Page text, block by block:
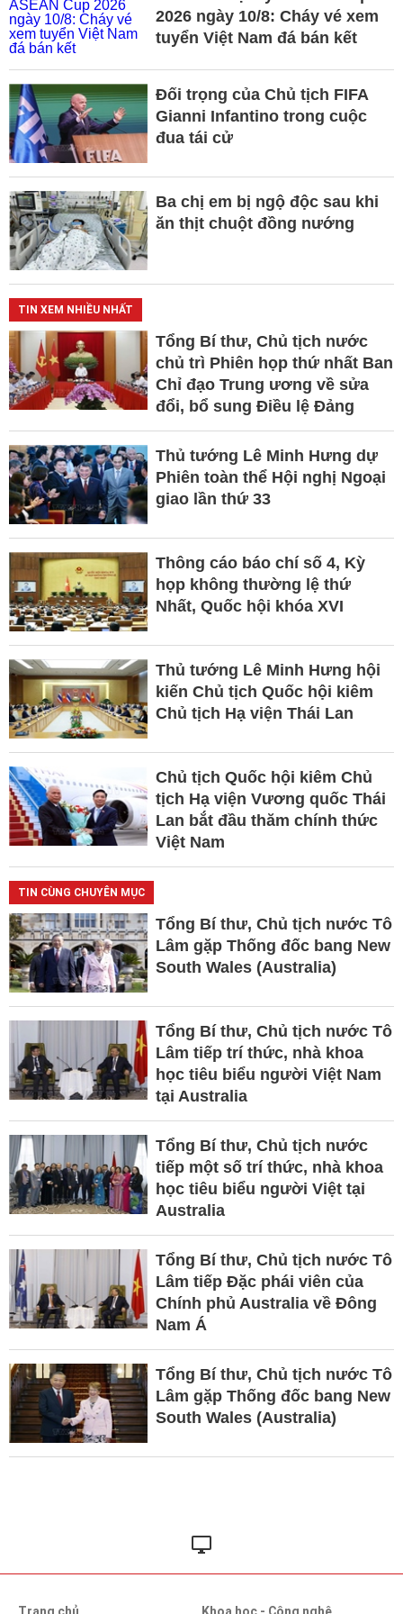
2026 ngày 10/8: Cháy vé xem
tuyển Việt Nam đá bán kết
Đối trọng của Chủ tịch FIFA
Gianni Infantino trong cuộc
đua tái cử
Ba chị em bị ngộ độc sau khi
ăn thịt chuột đồng nướng
TIN XEM NHIỀU NHẤT
Tổng Bí thư, Chủ tịch nước
chủ trì Phiên họp thứ nhất Ban
Chỉ đạo Trung ương về sửa
đổi, bổ sung Điều lệ Đảng
Thủ tướng Lê Minh Hưng dự
Phiên toàn thể Hội nghị Ngoại
giao lần thứ 33
Thông cáo báo chí số 4, Kỳ
họp không thường lệ thứ
Nhất, Quốc hội khóa XVI
Thủ tướng Lê Minh Hưng hội
kiến Chủ tịch Quốc hội kiêm
Chủ tịch Hạ viện Thái Lan
Chủ tịch Quốc hội kiêm Chủ
tịch Hạ viện Vương quốc Thái
Lan bắt đầu thăm chính thức
Việt Nam
TIN CÙNG CHUYÊN MỤC
Tổng Bí thư, Chủ tịch nước Tô
Lâm gặp Thống đốc bang New
South Wales (Australia)
Tổng Bí thư, Chủ tịch nước Tô
Lâm tiếp trí thức, nhà khoa
học tiêu biểu người Việt Nam
tại Australia
Tổng Bí thư, Chủ tịch nước
tiếp một số trí thức, nhà khoa
học tiêu biểu người Việt tại
Australia
Tổng Bí thư, Chủ tịch nước Tô
Lâm tiếp Đặc phái viên của
Chính phủ Australia về Đông
Nam Á
Tổng Bí thư, Chủ tịch nước Tô
Lâm gặp Thống đốc bang New
South Wales (Australia)